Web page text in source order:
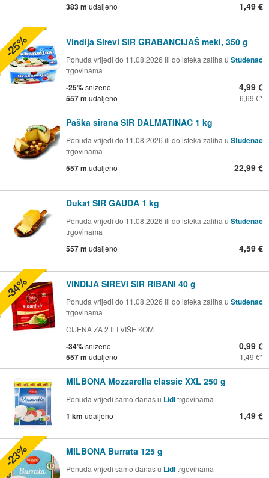
383 m udaljeno 1,49 €
Vindija Sirevi SIR GRABANCIJAŠ meki, 350 g
Ponuda vrijedi do 11.08.2026 ili do isteka zaliha u Studenac
trgovinama
-25%sniženo
557 m udaljeno
4,99 €
6,69 €
-25%
Paška sirana SIR DALMATINAC 1 kg
Ponuda vrijedi do 11.08.2026 ili do isteka zaliha u Studenac
trgovinama
557 m udaljeno 22,99 €
Dukat SIR GAUDA 1 kg
Ponuda vrijedi do 11.08.2026 ili do isteka zaliha u Studenac
trgovinama
557 m udaljeno 4,59 €
VINDIJA SIREVI SIR RIBANI 40 g
Ponuda vrijedi do 11.08.2026 ili do isteka zaliha u Studenac
trgovinama
CIJENA ZA 2 ILI VIŠE KOM
-34%sniženo
557 m udaljeno
0,99 €
1,49 €
-34%
MILBONA Mozzarella classic XXL 250 g
Ponuda vrijedi samo danas u Lidltrgovinama
1 km udaljeno 1,49 €
MILBONA Burrata 125 g
Ponuda vrijedi samo danas u Lidltrgovinama
-23%